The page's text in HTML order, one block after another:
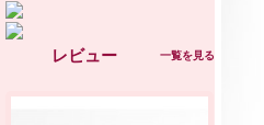
レビュー 一覧を見る